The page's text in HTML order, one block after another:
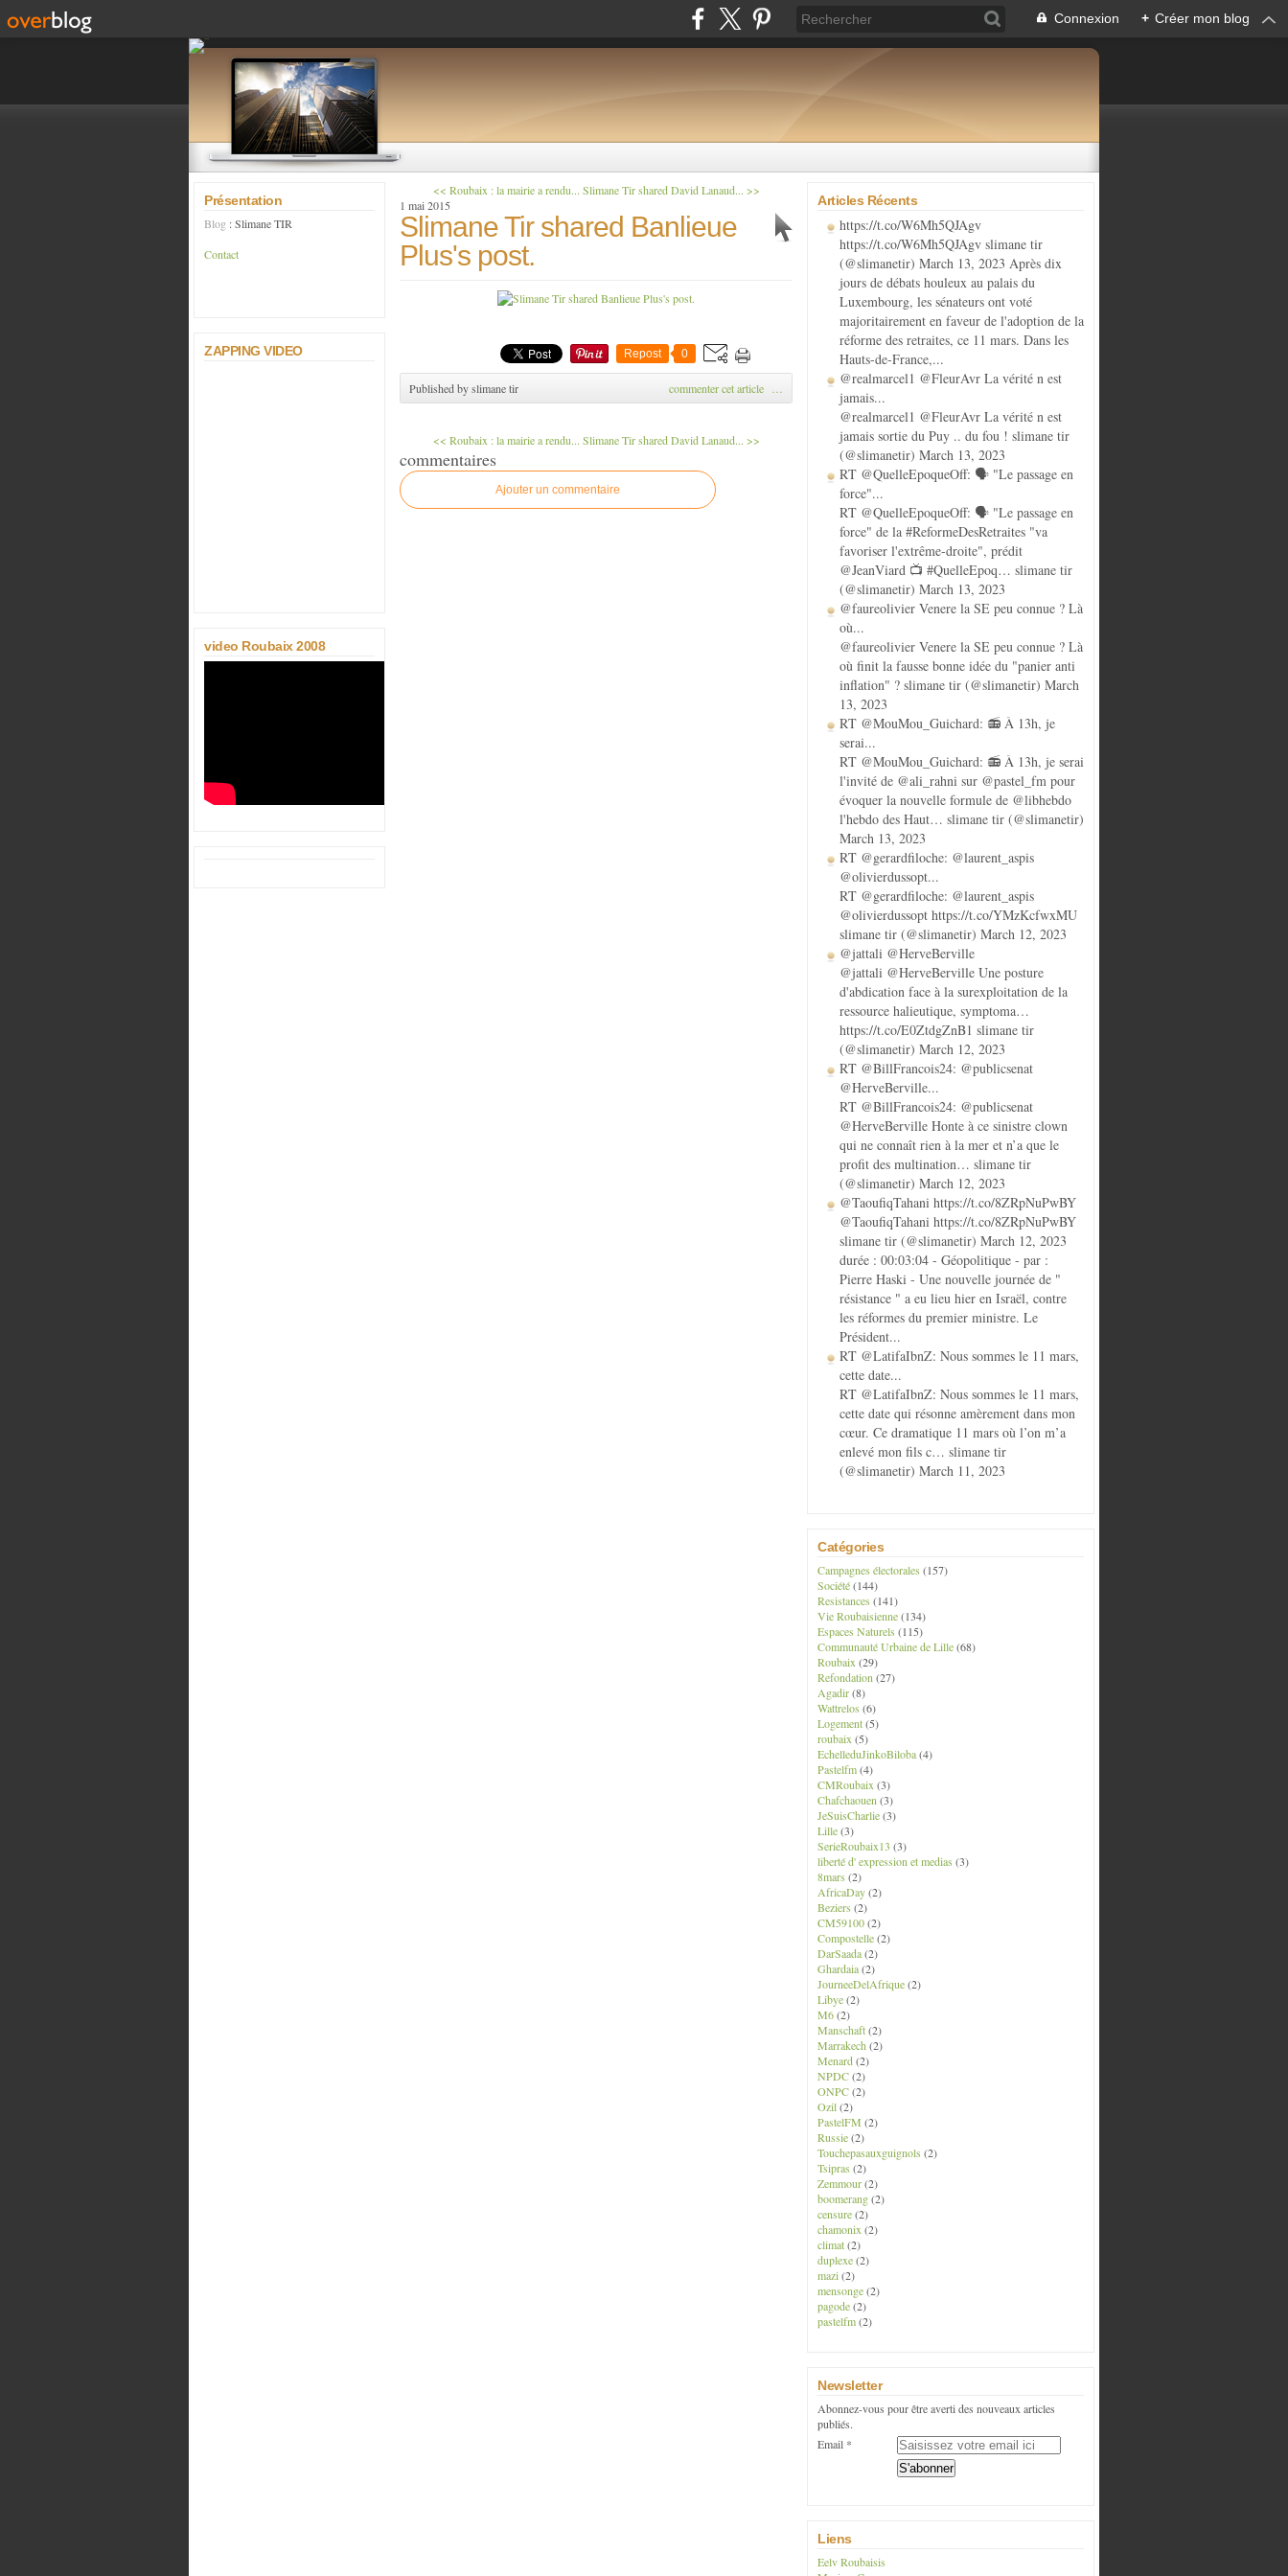
Connexion + Créer mon blog
Présentation
Blog : Slimane TIR
Contact
ZAPPING VIDEO
video Roubaix 2008
<< Roubaix : la mairie a rendu... Slimane Tir shared David Lanaud... >>
1 mai 2015
Slimane Tir shared Banlieue
Plus's post.
Repost 0
Published by slimane tir commenter cet article …
<< Roubaix : la mairie a rendu... Slimane Tir shared David Lanaud... >>
commentaires
Ajouter un commentaire
Articles Récents
https://t.co/W6Mh5QJAgv
https://t.co/W6Mh5QJAgv slimane tir
(@slimanetir) March 13, 2023 Après dix
jours de débats houleux au palais du
Luxembourg, les sénateurs ont voté
majoritairement en faveur de l'adoption de la
réforme des retraites, ce 11 mars. Dans les
Hauts-de-France,...
@realmarcel1 @FleurAvr La vérité n est
jamais...
@realmarcel1 @FleurAvr La vérité n est
jamais sortie du Puy .. du fou ! slimane tir
(@slimanetir) March 13, 2023
RT @QuelleEpoqueOff: 🗣️ "Le passage en
force"...
RT @QuelleEpoqueOff: 🗣️ "Le passage en
force" de la #ReformeDesRetraites "va
favoriser l'extrême-droite", prédit
@JeanViard 📺 #QuelleEpoq… slimane tir
(@slimanetir) March 13, 2023
@faureolivier Venere la SE peu connue ? Là
où...
@faureolivier Venere la SE peu connue ? Là
où finit la fausse bonne idée du "panier anti
inflation" ? slimane tir (@slimanetir) March
13, 2023
RT @MouMou_Guichard: 📻 À 13h, je
serai...
RT @MouMou_Guichard: 📻 À 13h, je serai
l'invité de @ali_rahni sur @pastel_fm pour
évoquer la nouvelle formule de @libhebdo
l'hebdo des Haut… slimane tir (@slimanetir)
March 13, 2023
RT @gerardfiloche: @laurent_aspis
@olivierdussopt...
RT @gerardfiloche: @laurent_aspis
@olivierdussopt https://t.co/YMzKcfwxMU
slimane tir (@slimanetir) March 12, 2023
@jattali @HerveBerville
@jattali @HerveBerville Une posture
d'abdication face à la surexploitation de la
ressource halieutique, symptoma…
https://t.co/E0ZtdgZnB1 slimane tir
(@slimanetir) March 12, 2023
RT @BillFrancois24: @publicsenat
@HerveBerville...
RT @BillFrancois24: @publicsenat
@HerveBerville Honte à ce sinistre clown
qui ne connaît rien à la mer et n’a que le
profit des multination… slimane tir
(@slimanetir) March 12, 2023
@TaoufiqTahani https://t.co/8ZRpNuPwBY
@TaoufiqTahani https://t.co/8ZRpNuPwBY
slimane tir (@slimanetir) March 12, 2023
durée : 00:03:04 - Géopolitique - par :
Pierre Haski - Une nouvelle journée de "
résistance " a eu lieu hier en Israël, contre
les réformes du premier ministre. Le
Président...
RT @LatifaIbnZ: Nous sommes le 11 mars,
cette date...
RT @LatifaIbnZ: Nous sommes le 11 mars,
cette date qui résonne amèrement dans mon
cœur. Ce dramatique 11 mars où l’on m’a
enlevé mon fils c… slimane tir
(@slimanetir) March 11, 2023
Catégories
Campagnes électorales (157)
Société(144)
Resistances (141)
Vie Roubaisienne(134)
Espaces Naturels (115)
Communauté Urbaine de Lille(68)
Roubaix (29)
Refondation (27)
Agadir(8)
Wattrelos (6)
Logement(5)
roubaix (5)
EchelleduJinkoBiloba(4)
Pastelfm(4)
CMRoubaix (3)
Chafchaouen (3)
JeSuisCharlie(3)
Lille(3)
SerieRoubaix13 (3)
liberté d' expression et medias (3)
8mars (2)
AfricaDay(2)
Beziers (2)
CM59100(2)
Compostelle(2)
DarSaada(2)
Ghardaia(2)
JourneeDelAfrique(2)
Libye(2)
M6(2)
Manschaft(2)
Marrakech (2)
Menard(2)
NPDC(2)
ONPC(2)
Ozil(2)
PastelFM (2)
Russie(2)
Touchepasauxguignols (2)
Tsipras (2)
Zemmour(2)
boomerang(2)
censure(2)
chamonix (2)
climat(2)
duplexe(2)
mazi(2)
mensonge(2)
pagode(2)
pastelfm(2)
Newsletter
Abonnez-vous pour être averti des nouveaux articles
publiés.
Email
Liens
Eelv Roubaisis